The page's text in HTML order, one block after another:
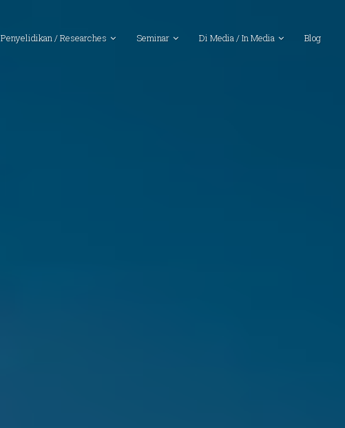
Penyelidikan / Researches Seminar Di Media / In Media Blog